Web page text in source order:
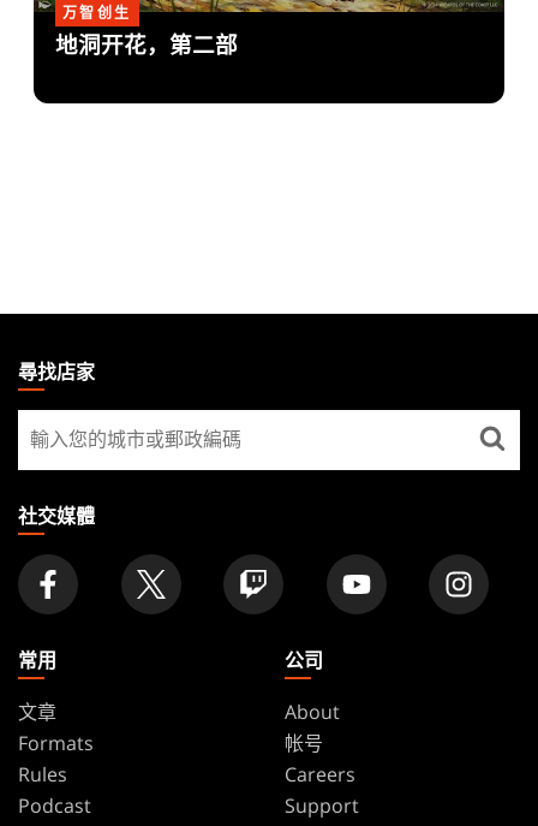
万智创生
地洞开花，第二部
THE
GATHERING
FOOTER
尋找店家
尋
找
家
社交媒體
常用
文章
Formats
Rules
Podcast
公司
About
帐号
Careers
Support